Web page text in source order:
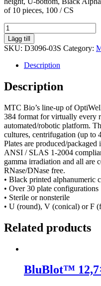
of 10 pieces, 100 / CS
OptiWell™
Deep
Well
Plates,
.4mL
14.75mm
U
quantity
Lägg till
SKU: D3096-03S Category:
Description
Description
MTC Bio’s line-up of
384 format for virtually every
automated/robotic platform.
cultures, centrifugation (up to
Plates are produced/
ANSI / SLAS 1-2004
gamma irradiation and all are
RNase/DNase free.
• Black printed alphanumeric
• Over 30 plate configurations
• Sterile or nonsterile
• U (round), V (conical) or F
Related products
BluBlot™